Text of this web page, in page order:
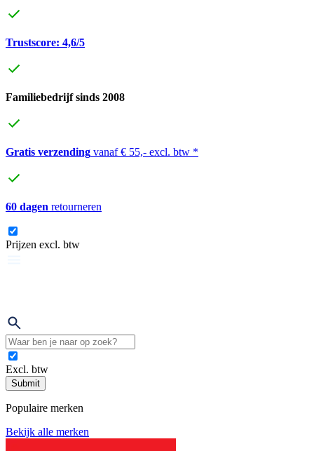
Trustscore: 4,6/5
Familiebedrijf sinds 2008
Gratis verzending vanaf € 55,- excl. btw *
60 dagen retourneren
Prijzen excl. btw
Excl. btw
Submit
Populaire merken
Bekijk alle merken